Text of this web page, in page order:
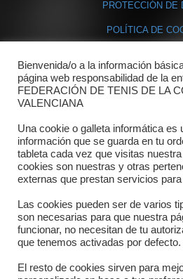
PROTECCIÓN DE
POLÍTICA DE
Dónde
Directorio
Horario
Formulario de
Bienvenida/o a la información
página web responsabilidad de la
FEDERACIÓN DE TENIS DE LA
VALENCIANA
Una cookie o galleta informática es
información que se guarda en tu
tableta cada vez que visitas
cookies son nuestras y otras
externas que prestan servicios
Las cookies pueden ser de varios
son necesarias para que nuestra
funcionar, no necesitan de tu
que tenemos activadas por defecto.
El resto de cookies sirven para